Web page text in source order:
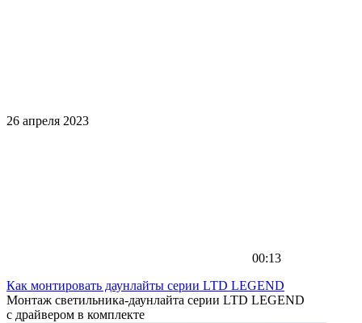
26 апреля 2023
00:13
Как монтировать даунлайты серии LTD LEGEND
Монтаж светильника-даунлайта серии LTD LEGEND
с драйвером в комплекте